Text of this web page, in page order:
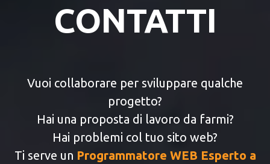
CONTATTI
Vuoi collaborare per sviluppare qualche
progetto?
Hai una proposta di lavoro da farmi?
Hai problemi col tuo sito web?
Ti serve un Programmatore WEB Esperto a